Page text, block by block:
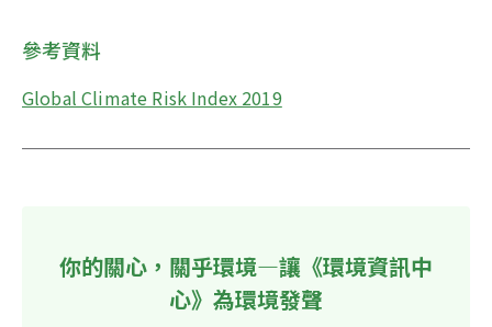
參考資料
Global Climate Risk Index 2019
你的關心，關乎環境—讓《環境資訊中
心》為環境發聲